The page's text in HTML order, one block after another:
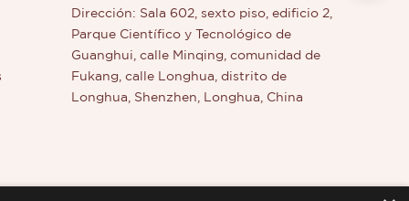
Dirección: Sala 602, sexto piso, edificio 2,
Parque Científico y Tecnológico de
Guanghui, calle Minqing, comunidad de
Fukang, calle Longhua, distrito de
Longhua, Shenzhen, Longhua, China